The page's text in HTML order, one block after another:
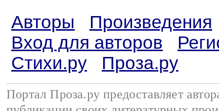
Авторы
Произведения
Вход для авторов
Стихи.ру
Проза.ру
Портал Проза.ру предоставляет